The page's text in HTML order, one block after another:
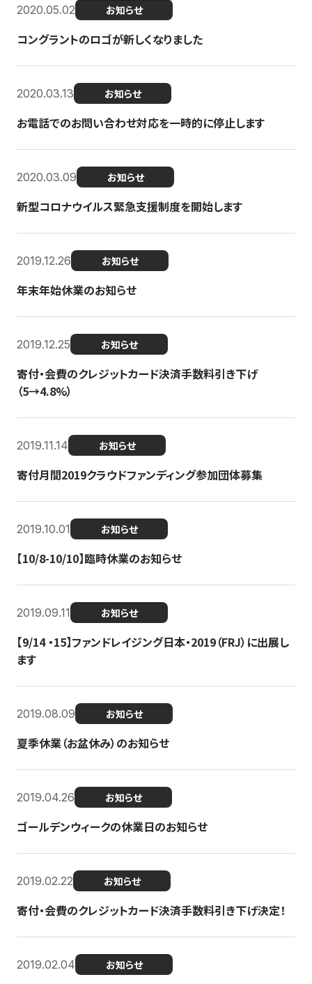
2020.05.02 お知らせ
コングラントのロゴが新しくなりました
2020.03.13 お知らせ
お電話でのお問い合わせ対応を一時的に停止します
2020.03.09 お知らせ
新型コロナウイルス緊急支援制度を開始します
2019.12.26 お知らせ
年末年始休業のお知らせ
2019.12.25 お知らせ
寄付・会費のクレジットカード決済手数料引き下げ
（5→4.8%）
2019.11.14 お知らせ
寄付月間2019クラウドファンディング参加団体募集
2019.10.01 お知らせ
【10/8-10/10】臨時休業のお知らせ
2019.09.11 お知らせ
【9/14 ・15】ファンドレイジング日本・2019（FRJ）に出展し
ます
2019.08.09 お知らせ
夏季休業（お盆休み）のお知らせ
2019.04.26 お知らせ
ゴールデンウィークの休業日のお知らせ
2019.02.22 お知らせ
寄付・会費のクレジットカード決済手数料引き下げ決定！
2019.02.04 お知らせ